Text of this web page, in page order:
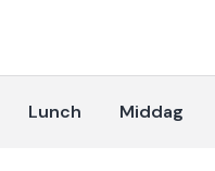
Lunch Middag